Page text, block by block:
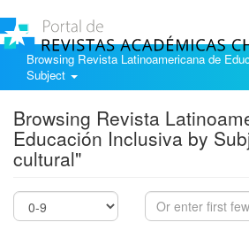
Browsing Revista Latinoamericana de
Subject
Browsing Revista
Educación Inclusiva by
cultural"